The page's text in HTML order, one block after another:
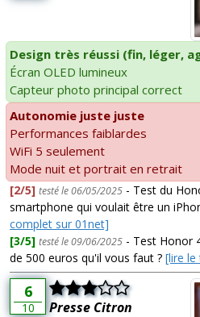
Design très réussi (fin, léger,
Écran OLED lumineux
Capteur photo principal correct
Autonomie juste juste
Performances faiblardes
WiFi 5 seulement
Mode nuit et portrait en retrait
[2/5] testé le 06/05/2025 - Test du
smartphone qui voulait être un
complet sur 01net]
[3/5] testé le 09/06/2025 - Test Honor
de 500 euros qu'il vous faut ? [lire
6
10 Presse Citron